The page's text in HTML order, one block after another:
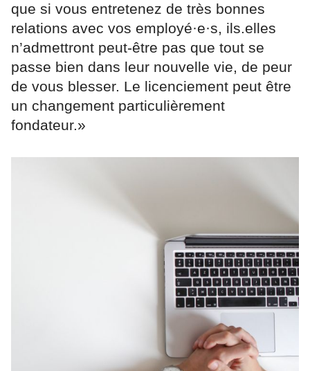
que si vous entretenez de très bonnes
relations avec vos employé·e·s, ils.elles
n’admettront peut-être pas que tout se
passe bien dans leur nouvelle vie, de peur
de vous blesser. Le licenciement peut être
un changement particulièrement
fondateur.»